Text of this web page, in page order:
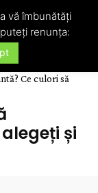
Ce culori să
și
vă îmbunătăți
renunța: